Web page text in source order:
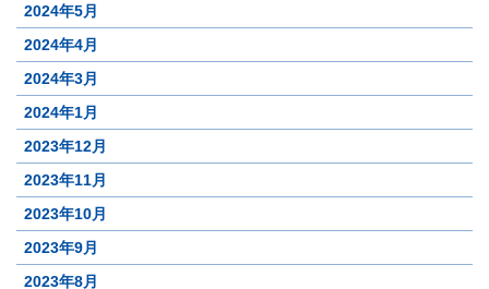
2024年5月
2024年4月
2024年3月
2024年1月
2023年12月
2023年11月
2023年10月
2023年9月
2023年8月